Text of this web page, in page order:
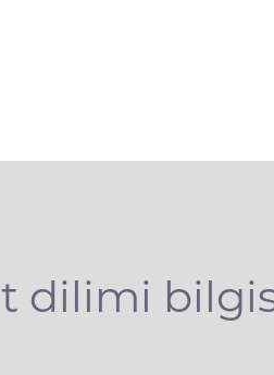
dilimi